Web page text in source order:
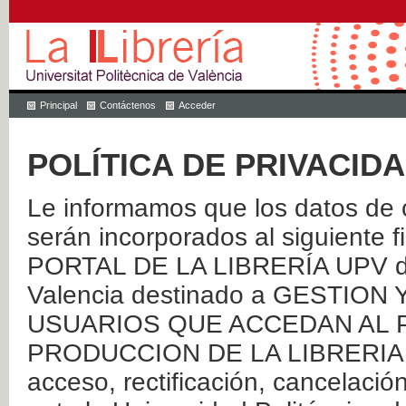
Principal Contáctenos Acceder
POLÍTICA DE
Le informamos que los datos
serán incorporados al siguiente
PORTAL DE LA LIBRERÍA
Valencia destinado a GESTION
USUARIOS QUE ACCEDAN AL
PRODUCCION DE LA
acceso, rectificación,